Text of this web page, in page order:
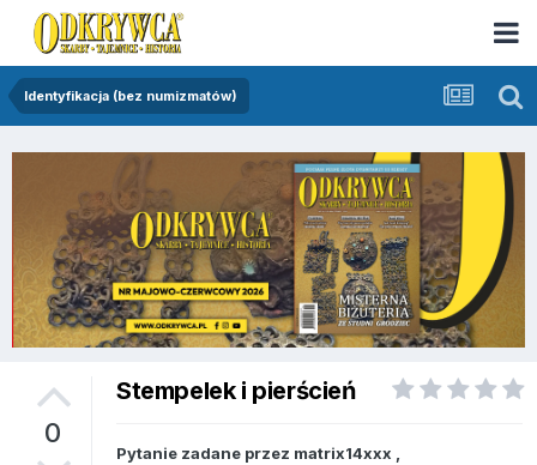
Identyfikacja (bez numizmatów)
0
Stempelek i pierścień
Pytanie zadane przez matrix14xxx